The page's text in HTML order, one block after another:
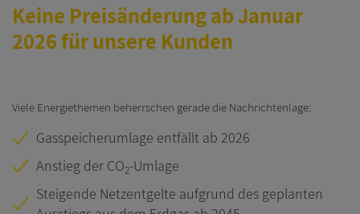
Abwendungsvereinbarung
Netz
Beratung Netzanschluss
Gasnetzkarte
Netzentgelte
Veröffentlichungspflichten
Keine Preisänderung ab Januar
2026 für unsere Kunden
Viele Energiethemen beherrschen gerade die Nachrichtenlage:
Gasspeicherumlage entfällt ab 2026
Anstieg der CO2-Umlage
Steigende Netzentgelte aufgrund des geplanten